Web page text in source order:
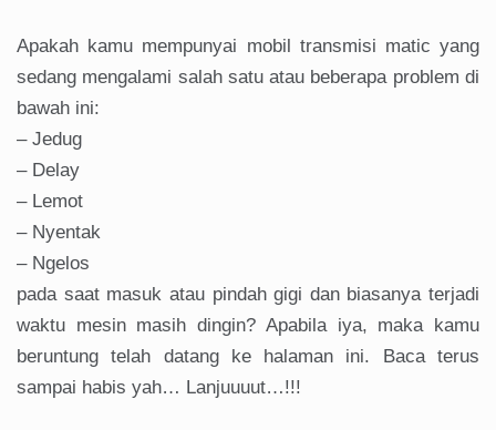
Apakah kamu mempunyai mobil transmisi matic yang
sedang mengalami salah satu atau beberapa problem di
bawah ini:
– Jedug
– Delay
– Lemot
– Nyentak
– Ngelos
pada saat masuk atau pindah gigi dan biasanya terjadi
waktu mesin masih dingin? Apabila iya, maka kamu
beruntung telah datang ke halaman ini. Baca terus
sampai habis yah… Lanjuuuut…!!!